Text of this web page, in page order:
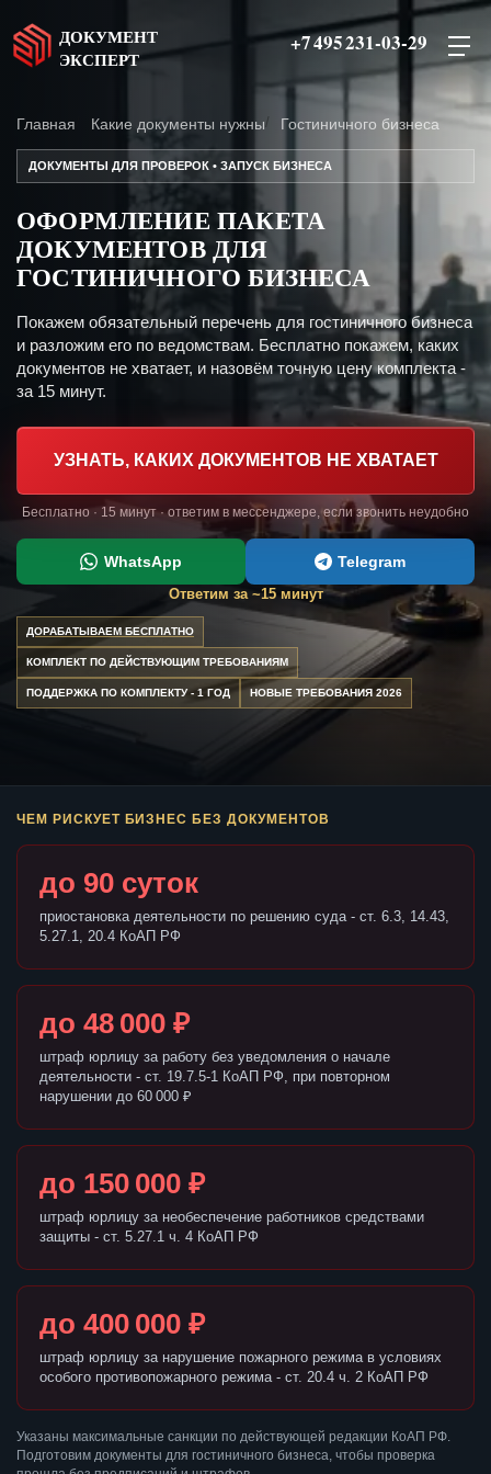
ДОКУМЕНТ
ЭКСПЕРТ
+7 495 231-03-29
Главная Какие документы нужны Гостиничного бизнеса
ДОКУМЕНТЫ ДЛЯ ПРОВЕРОК • ЗАПУСК БИЗНЕСА
ОФОРМЛЕНИЕ ПАКЕТА
ДОКУМЕНТОВ ДЛЯ
ГОСТИНИЧНОГО БИЗНЕСА
Покажем обязательный перечень для гостиничного бизнеса
и разложим его по ведомствам. Бесплатно покажем, каких
документов не хватает, и назовём точную цену комплекта -
за 15 минут.
УЗНАТЬ, КАКИХ ДОКУМЕНТОВ НЕ ХВАТАЕТ
Бесплатно · 15 минут · ответим в мессенджере, если звонить неудобно
WhatsApp Telegram
Ответим за ~15 минут
ДОРАБАТЫВАЕМ БЕСПЛАТНО
КОМПЛЕКТ ПО ДЕЙСТВУЮЩИМ ТРЕБОВАНИЯМ
ПОДДЕРЖКА ПО КОМПЛЕКТУ - 1 ГОД НОВЫЕ ТРЕБОВАНИЯ 2026
ЧЕМ РИСКУЕТ БИЗНЕС БЕЗ ДОКУМЕНТОВ
до 90 суток
приостановка деятельности по решению суда - ст. 6.3, 14.43,
5.27.1, 20.4 КоАП РФ
до 48 000 ₽
штраф юрлицу за работу без уведомления о начале
деятельности - ст. 19.7.5-1 КоАП РФ, при повторном
нарушении до 60 000 ₽
до 150 000 ₽
штраф юрлицу за необеспечение работников средствами
защиты - ст. 5.27.1 ч. 4 КоАП РФ
до 400 000 ₽
штраф юрлицу за нарушение пожарного режима в условиях
особого противопожарного режима - ст. 20.4 ч. 2 КоАП РФ
Указаны максимальные санкции по действующей редакции КоАП РФ.
Подготовим документы для гостиничного бизнеса, чтобы проверка